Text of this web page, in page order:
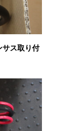
サス取り付